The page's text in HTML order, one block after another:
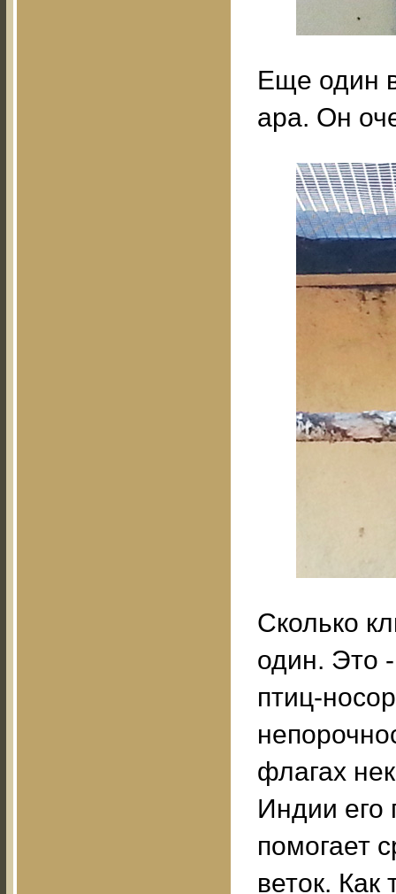
Еще один
ара. Он
Сколько
один. Это
птиц-
флагах
Индии его
помогает
веток. Как